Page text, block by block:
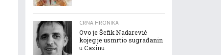
CRNA HRONIKA
Ovo je Šefik Nadarević
kojeg je usmrtio sugrađanin
u Cazinu